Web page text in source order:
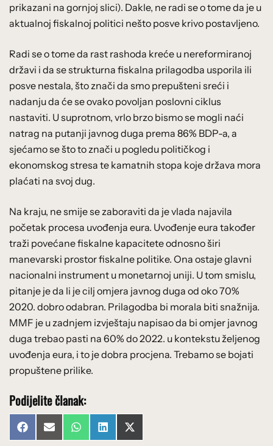
prikazani na gornjoj slici). Dakle, ne radi se o tome da je u
aktualnoj fiskalnoj politici nešto posve krivo postavljeno.
Radi se o tome da rast rashoda kreće u nereformiranoj
državi i da se strukturna fiskalna prilagodba usporila ili
posve nestala, što znači da smo prepušteni sreći i
nadanju da će se ovako povoljan poslovni ciklus
nastaviti. U suprotnom, vrlo brzo bismo se mogli naći
natrag na putanji javnog duga prema 86% BDP-a, a
sjećamo se što to znači u pogledu političkog i
ekonomskog stresa te kamatnih stopa koje država mora
plaćati na svoj dug.
Na kraju, ne smije se zaboraviti da je vlada najavila
početak procesa uvođenja eura. Uvođenje eura također
traži povećane fiskalne kapacitete odnosno širi
manevarski prostor fiskalne politike. Ona ostaje glavni
nacionalni instrument u monetarnoj uniji. U tom smislu,
pitanje je da li je cilj omjera javnog duga od oko 70%
2020. dobro odabran. Prilagodba bi morala biti snažnija.
MMF je u zadnjem izvještaju napisao da bi omjer javnog
duga trebao pasti na 60% do 2022. u kontekstu željenog
uvođenja eura, i to je dobra procjena. Trebamo se bojati
propuštene prilike.
Podijelite članak:
Share
on
FacebookShare
on
Email Share
on
WhatsAppShare
on
LinkedInShare
on
X
(Twitter)